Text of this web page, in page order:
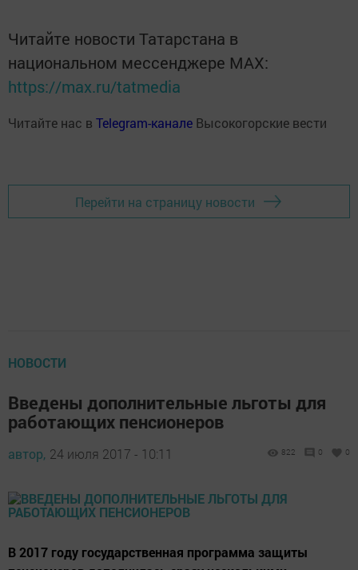
Читайте новости Татарстана в
национальном мессенджере MАХ:
https://max.ru/tatmedia
Читайте нас в Telegram-канале Высокогорские вести
Перейти на страницу новости
НОВОСТИ
Введены дополнительные льготы для
работающих пенсионеров
автор, 24 июля 2017 - 10:11 822 0 0
В 2017 году государственная программа защиты